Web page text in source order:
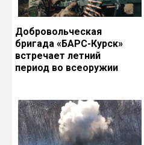
Добровольческая
бригада «БАРС-Курск»
встречает летний
период во всеоружии